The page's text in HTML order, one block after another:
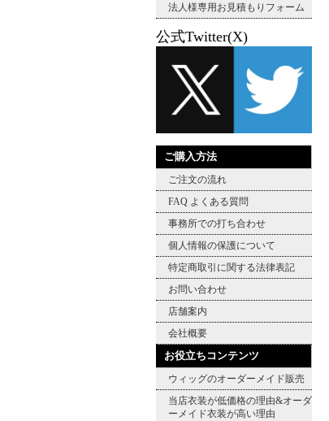
法人様専用お見積もりフォーム
公式Twitter(X)
ご購入方法
ご注文の流れ
FAQ よくある質問
事務所での打ち合わせ
個人情報の保護について
特定商取引に関する法律表記
お問い合わせ
店舗案内
会社概要
お役立ちコンテンツ
ウィッグのオーダーメイド販売
当店衣装が低価格の理由&オーダ
ーメイド衣装が高い理由